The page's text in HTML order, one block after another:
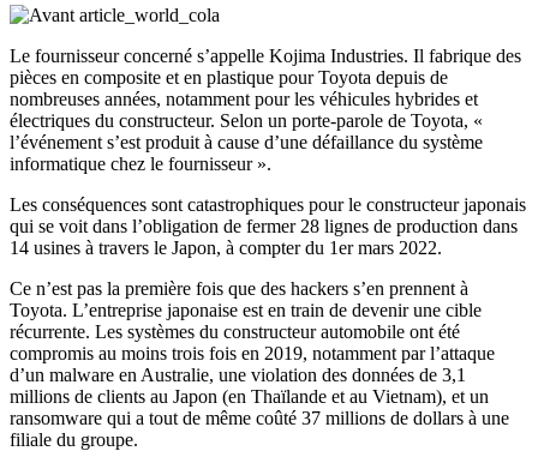
Le fournisseur concerné s’appelle Kojima Industries. Il fabrique des
pièces en composite et en plastique pour Toyota depuis de
nombreuses années, notamment pour les véhicules hybrides et
électriques du constructeur. Selon un porte-parole de Toyota, «
l’événement s’est produit à cause d’une défaillance du système
informatique chez le fournisseur ».
Les conséquences sont catastrophiques pour le constructeur japonais
qui se voit dans l’obligation de fermer 28 lignes de production dans
14 usines à travers le Japon, à compter du 1er mars 2022.
Ce n’est pas la première fois que des hackers s’en prennent à
Toyota. L’entreprise japonaise est en train de devenir une cible
récurrente. Les systèmes du constructeur automobile ont été
compromis au moins trois fois en 2019, notamment par l’attaque
d’un malware en Australie, une violation des données de 3,1
millions de clients au Japon (en Thaïlande et au Vietnam), et un
ransomware qui a tout de même coûté 37 millions de dollars à une
filiale du groupe.